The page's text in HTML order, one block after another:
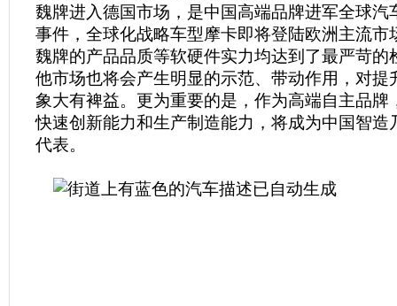
魏牌进入德国市场，是中国高端品牌进军全球汽
事件，全球化战略车型摩卡即将登陆欧洲主流市
魏牌的产品品质等软硬件实力均达到了最严苛的
他市场也将会产生明显的示范、带动作用，对提
象大有裨益。更为重要的是，作为高端自主品牌
快速创新能力和生产制造能力，将成为中国智造
代表。